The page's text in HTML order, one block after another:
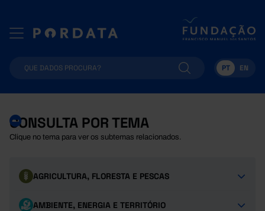
PT EN
CONSULTA POR TEMA
Clique no tema para ver os subtemas relacionados.
AGRICULTURA, FLORESTA E PESCAS
AMBIENTE, ENERGIA E TERRITÓRIO